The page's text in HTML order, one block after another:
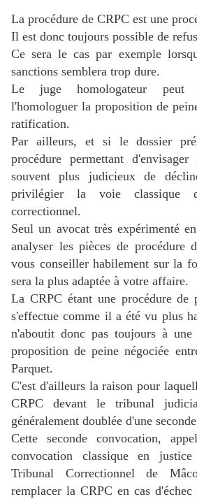
La procédure de CRPC est une
Il est donc toujours possible de
Ce sera le cas par exemple
sanctions semblera trop dure.
Le juge homologateur peut
l'homologuer la proposition de
ratification.
Par ailleurs, et si le dossier
procédure permettant
souvent plus judicieux de
privilégier la voie classique
correctionnel.
Seul un avocat très expérimenté
analyser les pièces de procédure
vous conseiller habilement sur la
sera la plus adaptée à votre affaire.
La CRPC étant une procédure de
s'effectue comme il a été vu plus
n'aboutit donc pas toujours à
proposition de peine négociée
Parquet.
C'est d'ailleurs la raison pour
CRPC devant le tribunal
généralement doublée d'une
Cette seconde convocation,
convocation classique en
Tribunal Correctionnel de
remplacer la CRPC en cas